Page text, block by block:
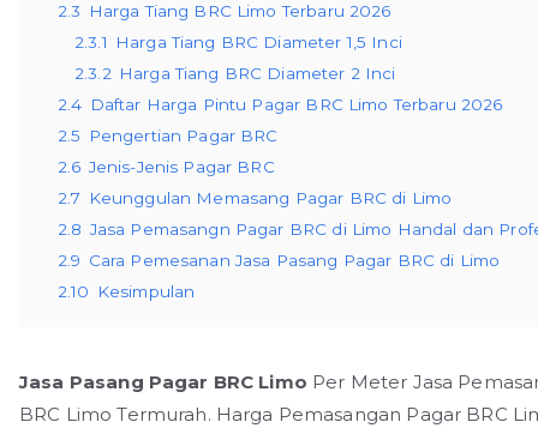
2.3
Harga Tiang BRC Limo Terbaru 2026
2.3.1
Harga Tiang BRC Diameter 1,5 Inci
2.3.2 Harga Tiang BRC Diameter 2 Inci
2.4 Daftar Harga Pintu Pagar BRC Limo Terbaru 2026
2.5
Pengertian Pagar BRC
2.6 Jenis-Jenis Pagar BRC
2.7
Keunggulan Memasang Pagar BRC di Limo
2.8 Jasa Pemasangn Pagar BRC di Limo Handal dan
2.9 Cara Pemesanan Jasa Pasang Pagar BRC di Limo
2.10
Kesimpulan
Jasa Pasang Pagar BRC Limo Per Meter Jasa
BRC Limo Termurah. Harga Pemasangan Pagar BRC